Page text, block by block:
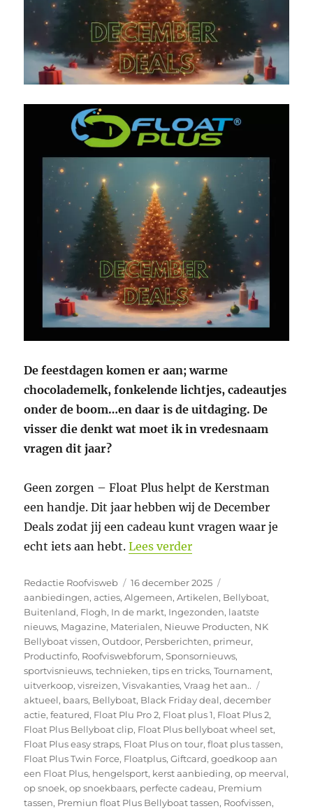
De feestdagen komen er aan; warme
chocolademelk, fonkelende lichtjes, cadeautjes
onder de boom…en daar is de uitdaging. De
visser die denkt wat moet ik in vredesnaam
vragen dit jaar?
Geen zorgen – Float Plus helpt de Kerstman
een handje. Dit jaar hebben wij de December
Deals zodat jij een cadeau kunt vragen waar je
echt iets aan hebt.Lees verder“December Deals
Auteur
Redactie Roofvisweb
Geplaatst
op
16 december 2025
aanbiedingen,acties,Algemeen,Artikelen, Bellyboat,
Buitenland, Flogh, In de markt, Ingezonden, laatste
nieuws, Magazine, Materialen, Nieuwe Producten, NK
Bellyboat vissen,Outdoor, Persberichten, primeur,
Productinfo, Roofviswebforum,Sponsornieuws,
sportvisnieuws,technieken,tips en tricks,Tournament,
uitverkoop,visreizen,Visvakanties,Vraag het aan..
aktueel, baars, Bellyboat, Black Friday deal,december
actie,featured, Float Plu Pro 2, Float plus 1, Float Plus 2,
Float Plus Bellyboat clip, Float Plus bellyboat wheel set,
Float Plus easy straps, Float Plus on tour,float plus tassen,
Float Plus Twin Force, Floatplus,Giftcard,goedkoop aan
een Float Plus, hengelsport, kerst aanbieding,op meerval,
op snoek,op snoekbaars, perfecte cadeau, Premium
tassen, Premiun float Plus Bellyboat tassen, Roofvissen,